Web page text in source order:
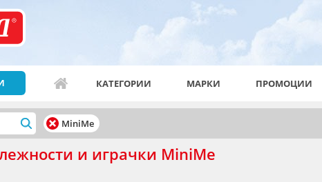
КАТЕГОРИИ МАРКИ ПРОМОЦИИ
MiniMe
и играчки MiniMe